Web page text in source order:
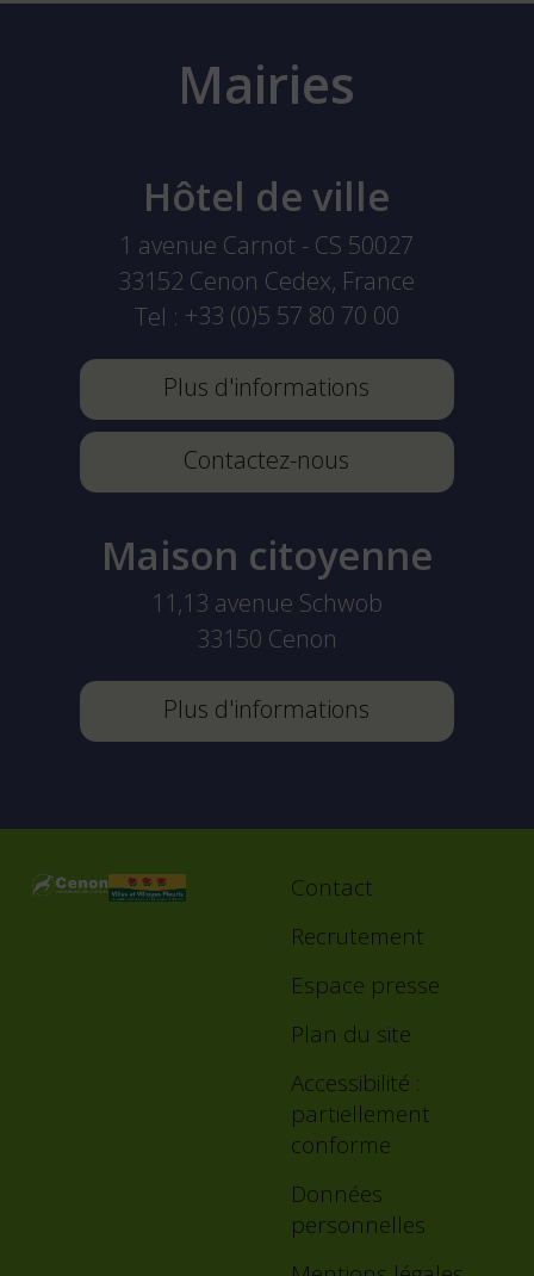
Mairies
Hôtel de ville
1 avenue Carnot - CS 50027
33152 Cenon Cedex, France
Tel : +33 (0)5 57 80 70 00
Plus d'informations
Contactez-nous
Maison citoyenne
11,13 avenue Schwob
33150 Cenon
Plus d'informations
Footer
Contact
Recrutement
Espace presse
Plan du site
Accessibilité :
partiellement
conforme
Données
personnelles